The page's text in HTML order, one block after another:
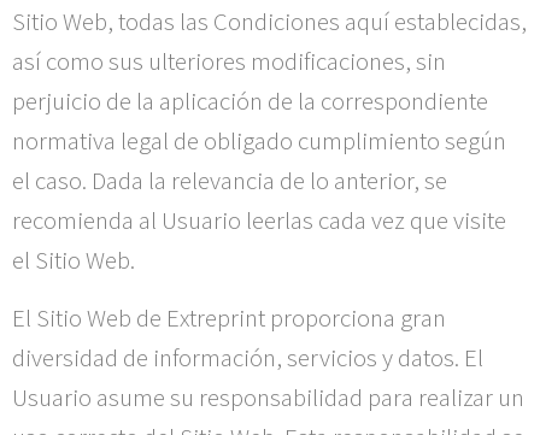
Sitio Web, todas las Condiciones aquí establecidas,
así como sus ulteriores modificaciones, sin
perjuicio de la aplicación de la correspondiente
normativa legal de obligado cumplimiento según
el caso. Dada la relevancia de lo anterior, se
recomienda al Usuario leerlas cada vez que visite
el Sitio Web.
El Sitio Web de Extreprint proporciona gran
diversidad de información, servicios y datos. El
Usuario asume su responsabilidad para realizar un